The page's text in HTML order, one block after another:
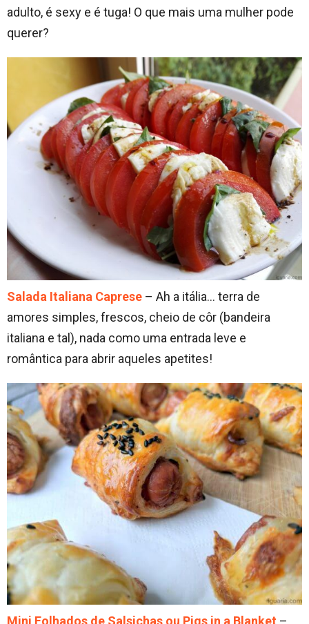
adulto, é sexy e é tuga! O que mais uma mulher pode
querer?
Salada Italiana Caprese – Ah a itália… terra de
amores simples, frescos, cheio de côr (bandeira
italiana e tal), nada como uma entrada leve e
romântica para abrir aqueles apetites!
Mini Folhados de Salsichas ou Pigs in a Blanket –